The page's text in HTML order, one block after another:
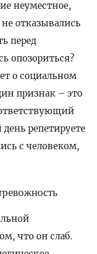
неуместное,
отказывались
перед
опозориться?
о социальном
признак – это
репетируете
с человеком,
что он слаб.